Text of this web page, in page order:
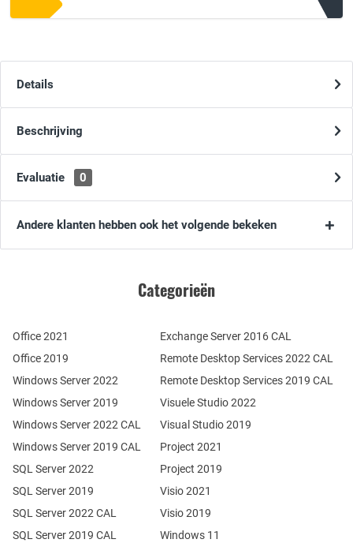
Details
Beschrijving
Evaluatie 0
Andere klanten hebben ook het volgende bekeken
Categorieën
Office 2021
Office 2019
Windows Server 2022
Windows Server 2019
SQL Server 2022
SQL Server 2019
Windows Server 2022 CAL
Windows Server 2019 CAL
SQL Server 2022 CAL
SQL Server 2019 CAL
Remote Desktop Services 2022 CAL
Remote Desktop Services 2019 CAL
Exchange Server 2016 CAL
Visuele Studio 2022
Visual Studio 2019
Project 2021
Project 2019
Visio 2021
Visio 2019
Windows 11